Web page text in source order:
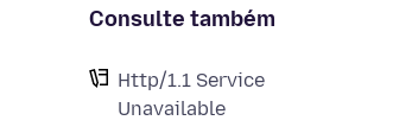
Consulte também
Http/1.1 Service
Unavailable